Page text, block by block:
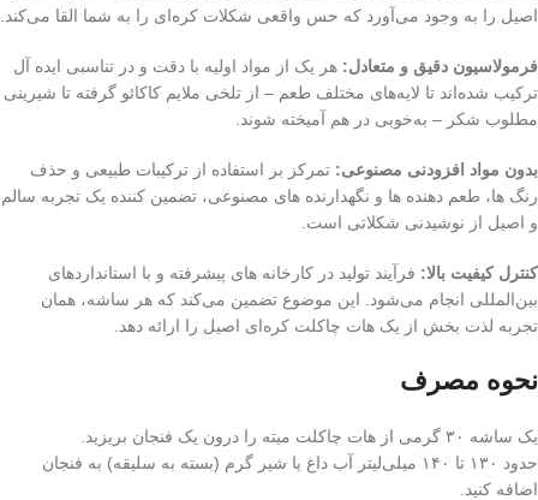
اصیل را به وجود می‌آورد که حس واقعی شکلات کره‌ای را به شما القا می‌کند.
فرمولاسیون دقیق و متعادل: هر یک از مواد اولیه با دقت و در تناسبی ایده‌ آل
ترکیب شده‌اند تا لایه‌های مختلف طعم – از تلخی ملایم کاکائو گرفته تا شیرینی
مطلوب شکر – به‌خوبی در هم آمیخته شوند.
بدون مواد افزودنی مصنوعی: تمرکز بر استفاده از ترکیبات طبیعی و حذف
رنگ‌ ها، طعم‌ دهنده‌ ها و نگهدارنده‌ های مصنوعی، تضمین‌ کننده یک تجربه سالم
و اصیل از نوشیدنی شکلاتی است.
کنترل کیفیت بالا: فرآیند تولید در کارخانه‌ های پیشرفته و با استانداردهای
بین‌المللی انجام می‌شود. این موضوع تضمین می‌کند که هر ساشه، همان
تجربه لذت‌ بخش از یک هات چاکلت کره‌ای اصیل را ارائه دهد.
نحوه مصرف
یک ساشه ۳۰ گرمی از هات چاکلت میته را درون یک فنجان بریزید.
حدود ۱۳۰ تا ۱۴۰ میلی‌لیتر آب داغ یا شیر گرم (بسته به سلیقه) به فنجان
اضافه کنید.